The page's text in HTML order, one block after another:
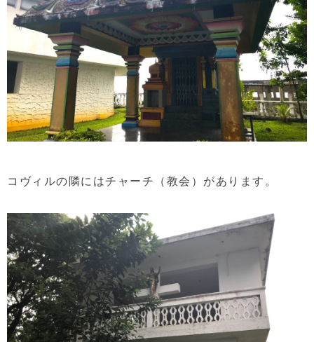
コヴィルの隣にはチャーチ（教会）があります。